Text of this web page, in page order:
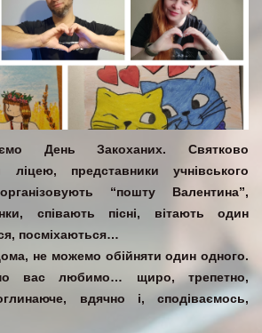
День Закоханих. Святково
представники учнівського
“пошту Валентина”,
співають пісні, вітають один
посміхаються…
не можемо обійняти один одного.
вас любимо… щиро, трепетно,
вдячно і, сподіваємось,